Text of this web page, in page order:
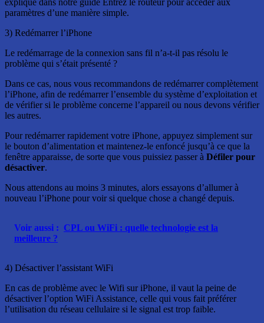
paramètres d’une manière simple.
3) Redémarrer l’iPhone
Le redémarrage de la connexion sans fil n’a-t-il pas résolu le
problème qui s’était présenté ?
Dans ce cas, nous vous recommandons de redémarrer complètement
l’iPhone, afin de redémarrer l’ensemble du système d’exploitation et
de vérifier si le problème concerne l’appareil ou nous devons vérifier
les autres.
Pour redémarrer rapidement votre iPhone, appuyez simplement sur
le bouton d’alimentation et maintenez-le enfoncé jusqu’à ce que la
fenêtre apparaisse, de sorte que vous puissiez passer à Défiler pour
désactiver.
Nous attendons au moins 3 minutes, alors essayons d’allumer à
nouveau l’iPhone pour voir si quelque chose a changé depuis.
Voir aussi : CPL ou WiFi : quelle technologie est la
meilleure ?
4) Désactiver l’assistant WiFi
En cas de problème avec le Wifi sur iPhone, il vaut la peine de
désactiver l’option WiFi Assistance, celle qui vous fait préférer
l’utilisation du réseau cellulaire si le signal est trop faible.